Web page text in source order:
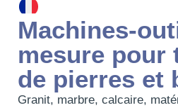
Machines-
mesure pour
de pierres et
Granit, marbre, calcaire,